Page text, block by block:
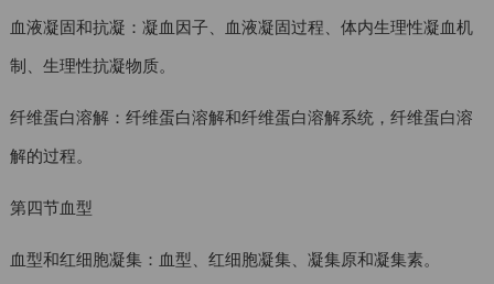
血液凝固和抗凝：凝血因子、血液凝固过程、体内生理性凝血机
制、生理性抗凝物质。
纤维蛋白溶解：纤维蛋白溶解和纤维蛋白溶解系统，纤维蛋白溶
解的过程。
第四节血型
血型和红细胞凝集：血型、红细胞凝集、凝集原和凝集素。